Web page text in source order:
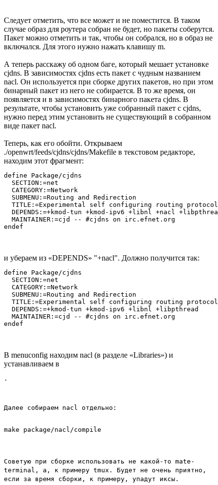
Следует отметить, что все может и не поместится. В таком
случае образ для роутера собран не будет, но пакеты соберутся.
Пакет можно отметить и так, чтобы он собрался, но в образ не
включался. Для этого нужно нажать клавишу m.
А теперь расскажу об одном баге, который мешает установке
cjdns. В зависимостях cjdns есть пакет с чудным названием
nacl. Он используется при сборке других пакетов, но при этом
бинарный пакет из него не собирается. В то же время, он
появляется и в зависимостях бинарного пакета cjdns. В
результате, чтобы установить уже собранный пакет с cjdns,
нужно перед этим установить не существующий в собранном
виде пакет nacl.
Теперь, как его обойти. Открываем
./openwrt/feeds/cjdns/cjdns/Makefile в текстовом редакторе,
находим этот фрагмент:
define Package/cjdns
  SECTION:=net
  CATEGORY:=Network
  SUBMENU:=Routing and Redirection
TITLE:=Experimental self configuring routing
DEPENDS:=+kmod-tun +kmod-ipv6 +libnl +nacl
  MAINTAINER:=cjd -- #cjdns on irc.efnet.org
и убераем из «DEPENDS» "+nacl". Должно получится так:
define Package/cjdns
  SECTION:=net
  CATEGORY:=Network
  SUBMENU:=Routing and Redirection
TITLE:=Experimental self configuring routing
  DEPENDS:=+kmod-tun +kmod-ipv6 +libnl +libpthread
  MAINTAINER:=cjd -- #cjdns on irc.efnet.org
В menuconfig находим nacl (в разделе «Libraries») и
устанавливаем в
.
Далее собираем nacl отдельно:
Советую при сборке использовать не какой-то mate-
terminal, а, к примеру tmux. Будет не очень приятно,
если за время сборки, к примеру, упадут иксы.